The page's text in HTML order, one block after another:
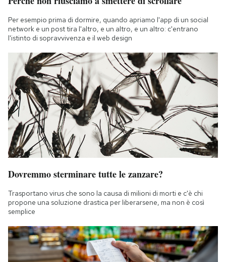
Per esempio prima di dormire, quando apriamo l'app di un social
network e un post tira l'altro, e un altro, e un altro: c'entrano
l'istinto di sopravvivenza e il web design
Dovremmo sterminare tutte le zanzare?
Trasportano virus che sono la causa di milioni di morti e c'è chi
propone una soluzione drastica per liberarsene, ma non è così
semplice